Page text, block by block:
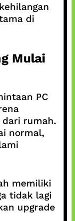
di
Mulai
PC
rumah.
normal,
memiliki
tidak lagi
upgrade